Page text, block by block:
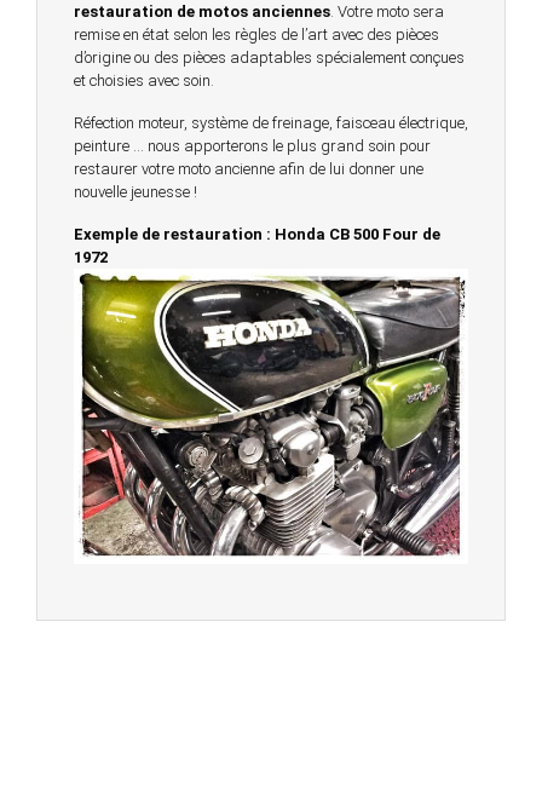
restauration de motos anciennes . Votre moto sera
remise en état selon les règles de l’art avec des pièces
d’origine ou des pièces adaptables spécialement conçues
et choisies avec soin.
Réfection moteur, système de freinage, faisceau électrique,
peinture … nous apporterons le plus grand soin pour
restaurer votre moto ancienne afin de lui donner une
nouvelle jeunesse !
Exemple de restauration : Honda CB 500 Four de
1972
© 2023 -Chambourcy Motos 78 - 7bis chemin de la
Forêt - 78240 - Chambourcy -
Garage Motos et Scooters depuis 20 ans à votre
service entre Saint Germain en Laye et Poissy
Achat de motos et scooters - Dépôt vente - Réparation
- Concessionnaire Voge - Concessionnaire
Multimarques
agence conseil en communication digitale